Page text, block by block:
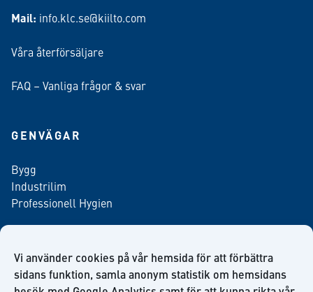
Vi använder cookies på vår hemsida för att förbättra
sidans funktion, samla anonym statistik om hemsidans
Mail: info.klc.se@kiilto.com
Våra återförsäljare
FAQ – Vanliga frågor & svar
GENVÄGAR
Bygg
Industrilim
Professionell Hygien
Anmäl dig till vårt nyhetsbrev